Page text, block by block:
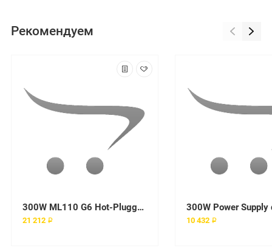
Рекомендуем
300W ML110 G6 Hot-Pluggable Power Supply
21 212 ₽ 10 432 ₽